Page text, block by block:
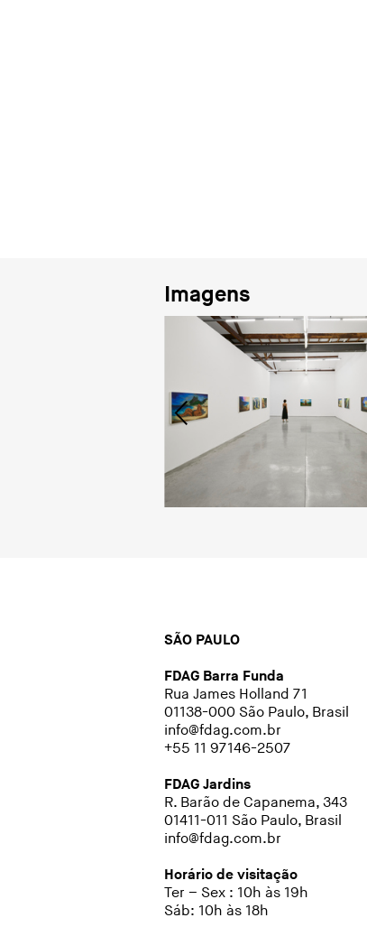
Imagens
SÃO PAULO
FDAG Barra Funda
Rua James Holland 71
01138-000 São Paulo, Brasil
info@fdag.com.br
+55 11 97146-2507
FDAG Jardins
R. Barão de Capanema, 343
01411-011 São Paulo, Brasil
info@fdag.com.br
Horário de visitação
Ter – Sex : 10h às 19h
Sáb: 10h às 18h